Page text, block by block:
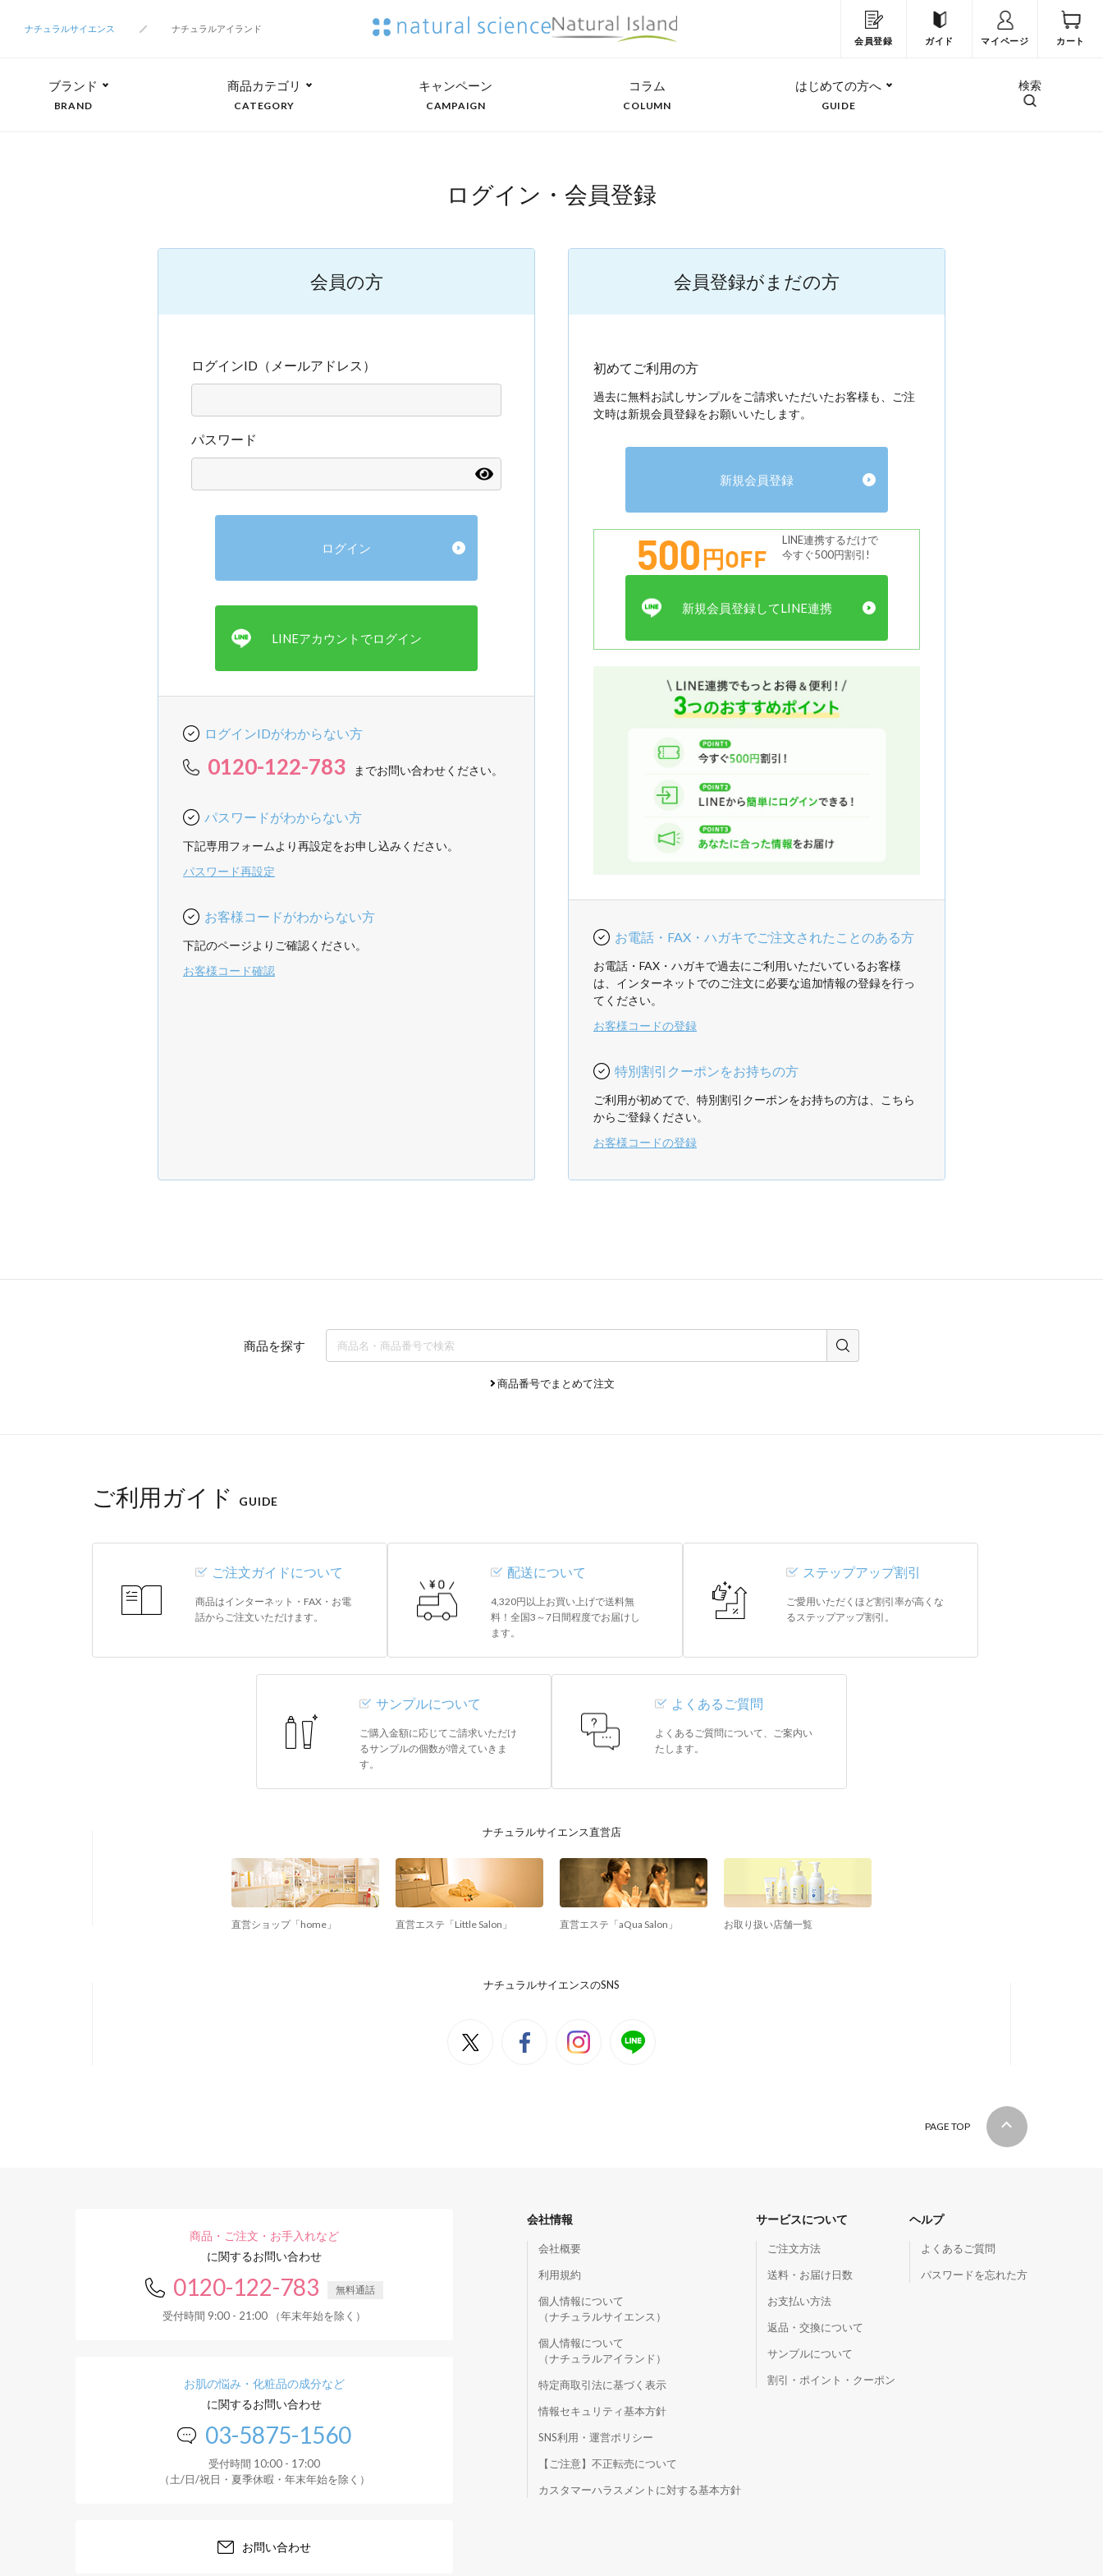
ナチュラルサイエンス
ナチュラルアイランド
会員登録
ガイド マイページ カート
ブランド
BRAND
商品カテゴリ
CATEGORY
キャンペーン
CAMPAIGN
コラム
COLUMN
はじめての方へ
GUIDE
検索
ログイン・会員登録
会員の方
ログインID（メールアドレス）
パスワード
ログインIDがわからない方
0120-122-783 までお問い合わせください。
パスワードがわからない方
下記専用フォームより再設定をお申し込みください。
パスワード再設定
お客様コードがわからない方
下記のページよりご確認ください。
お客様コード確認
会員登録がまだの方
初めてご利用の方
過去に無料お試しサンプルをご請求いただいたお客様も、ご注
文時は新規会員登録をお願いいたします。
新規会員登録
500円OFF
LINE連携するだけで
今すぐ500円割引!
新規会員登録してLINE連携
お電話・FAX・ハガキでご注文されたことのある方
お電話・FAX・ハガキで過去にご利用いただいているお客様
は、インターネットでのご注文に必要な追加情報の登録を行っ
てください。
お客様コードの登録
特別割引クーポンをお持ちの方
ご利用が初めてで、特別割引クーポンをお持ちの方は、こちら
からご登録ください。
お客様コードの登録
商品を探す
商品番号でまとめて注文
ご利用ガイド GUIDE
ご注文ガイドについて
商品はインターネット・FAX・お電
話からご注文いただけます。
配送について
4,320円以上お買い上げで送料無
料！全国3～7日間程度でお届けし
ます。
ステップアップ割引
ご愛用いただくほど割引率が高くな
るステップアップ割引。
サンプルについて
ご購入金額に応じてご請求いただけ
るサンプルの個数が増えていきま
す。
よくあるご質問
よくあるご質問について、ご案内い
たします。
ナチュラルサイエンス直営店
直営ショップ「home」 直営エステ「Little Salon」 直営エステ「aQua Salon」 お取り扱い店舗一覧
ナチュラルサイエンスのSNS
PAGE TOP
商品・ご注文・お手入れなど
に関するお問い合わせ
0120-122-783 無料通話
受付時間 9:00 - 21:00 （年末年始を除く）
お肌の悩み・化粧品の成分など
に関するお問い合わせ
03-5875-1560
受付時間 10:00 - 17:00
（土/日/祝日・夏季休暇・年末年始を除く）
お問い合わせ
会社情報
会社概要
利用規約
個人情報について
（ナチュラルサイエンス）
個人情報について
（ナチュラルアイランド）
特定商取引法に基づく表示
情報セキュリティ基本方針
SNS利用・運営ポリシー
【ご注意】不正転売について
カスタマーハラスメントに対する基本方針
サービスについて
ご注文方法
送料・お届け日数
お支払い方法
返品・交換について
サンプルについて
割引・ポイント・クーポン
ヘルプ
よくあるご質問
パスワードを忘れた方